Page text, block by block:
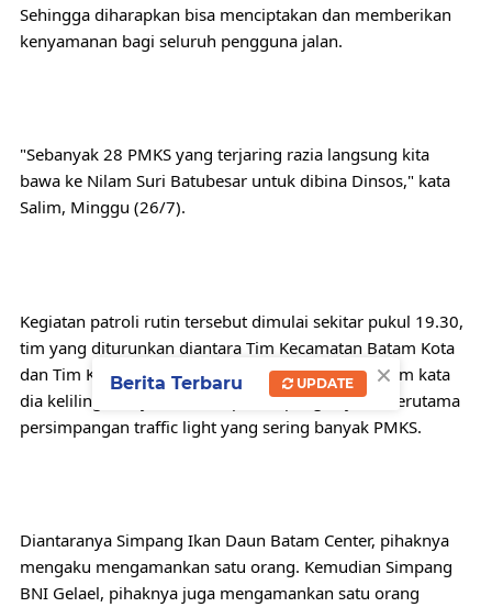
Sehingga diharapkan bisa menciptakan dan memberikan
kenyamanan bagi seluruh pengguna jalan.
"Sebanyak 28 PMKS yang terjaring razia langsung kita
bawa ke Nilam Suri Batubesar untuk dibina Dinsos," kata
Salim, Minggu (26/7).
Kegiatan patroli rutin tersebut dimulai sekitar pukul 19.30,
tim yang diturunkan diantara Tim Kecamatan Batam Kota
dan Tim Kecamatan Lubuk Baja. Masing-masing tim kata
dia keliling di sejumlah titik persimpangan jalan, terutama
persimpangan traffic light yang sering banyak PMKS.
Diantaranya Simpang Ikan Daun Batam Center, pihaknya
mengaku mengamankan satu orang. Kemudian Simpang
BNI Gelael, pihaknya juga mengamankan satu orang
×
Berita Terbaru UPDATE